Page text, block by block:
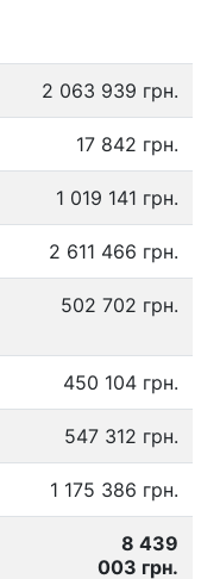
2 063 939 грн.
17 842 грн.
1 019 141 грн.
2 611 466 грн.
502 702 грн.
450 104 грн.
547 312 грн.
1 175 386 грн.
8 439
003 грн.